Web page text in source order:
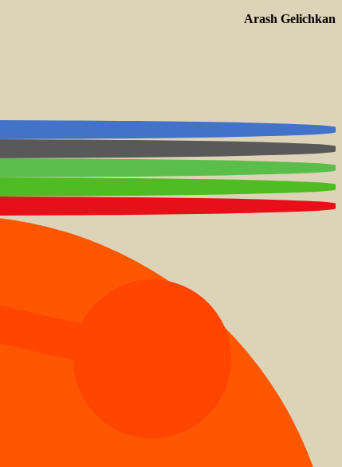
Arash Gelichkan